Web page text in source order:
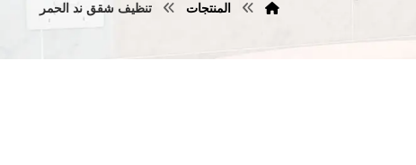
المنتجات تنظيف شقق ند الحمر